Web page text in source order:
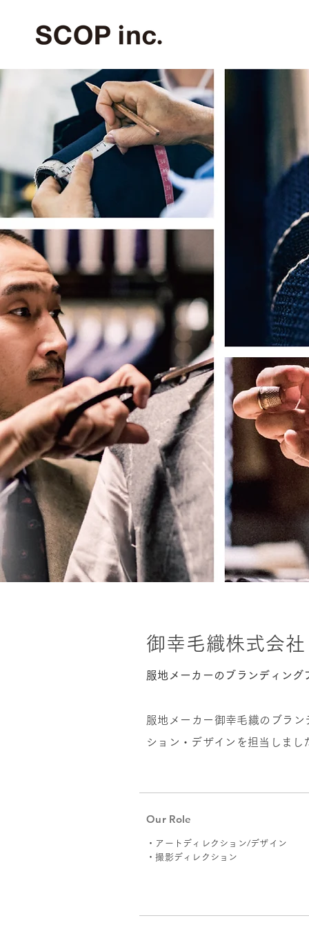
御幸毛織株式会
服地メーカーのブランディング
服地メーカー御幸毛織のブラ
ション・デザインを担当しまし
Our Role
・アートディレクション/デザイン
・撮影ディレクション